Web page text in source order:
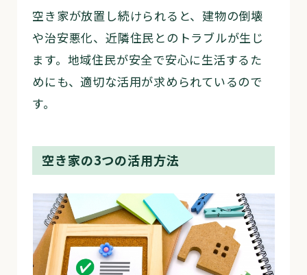
空き家が放置し続けられると、建物の倒壊
や治安悪化、近隣住民とのトラブルが生じ
ます。地域住民が安全で安心に生活するた
めにも、適切な活用が求められているので
す。
空き家の3つの活用方法